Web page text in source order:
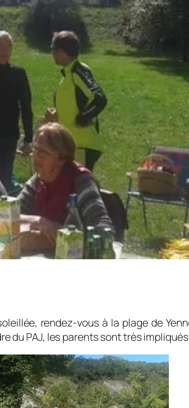
rendez-vous à la plage de
du PAJ, les parents sont très